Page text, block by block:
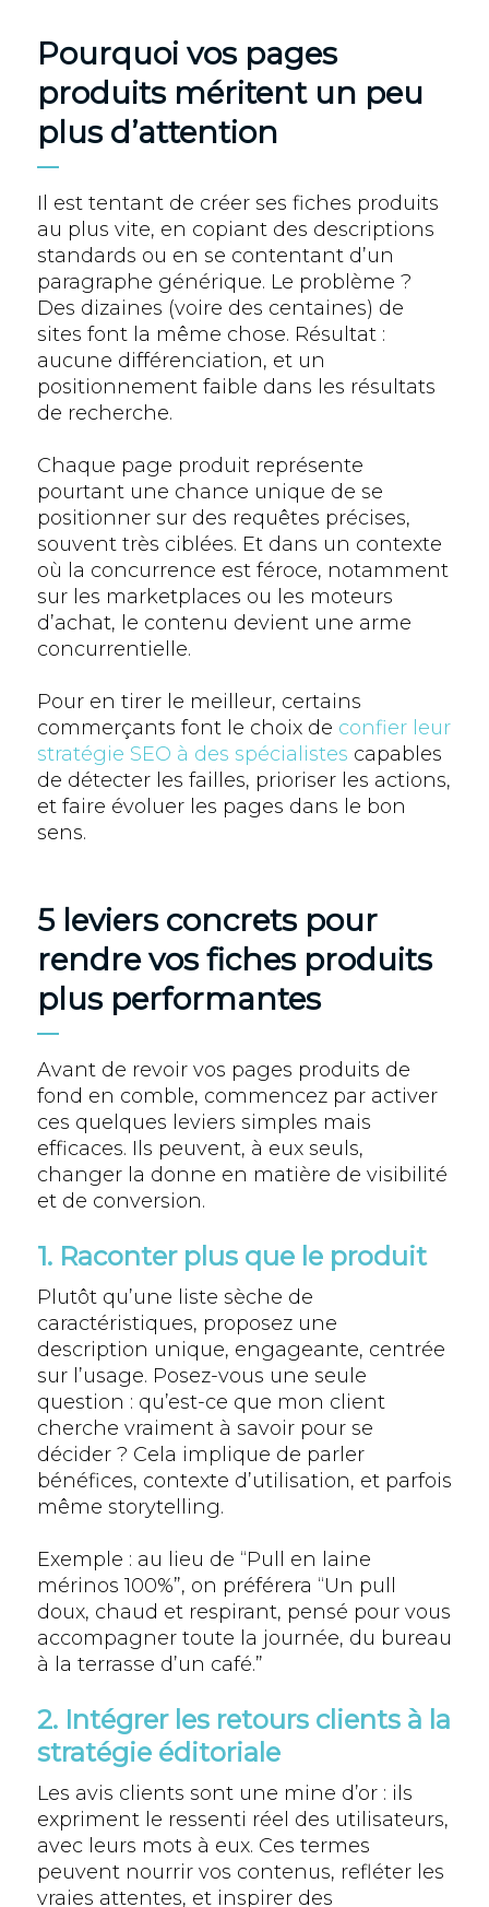
Pourquoi vos pages
produits méritent un peu
plus d’attention
Il est tentant de créer ses fiches produits
au plus vite, en copiant des descriptions
standards ou en se contentant d’un
paragraphe générique. Le problème ?
Des dizaines (voire des centaines) de
sites font la même chose. Résultat :
aucune différenciation, et un
positionnement faible dans les résultats
de recherche.
Chaque page produit représente
pourtant une chance unique de se
positionner sur des requêtes précises,
souvent très ciblées. Et dans un contexte
où la concurrence est féroce, notamment
sur les marketplaces ou les moteurs
d’achat, le contenu devient une arme
concurrentielle.
Pour en tirer le meilleur, certains
commerçants font le choix de confier leur
stratégie SEO à des spécialistes capables
de détecter les failles, prioriser les actions,
et faire évoluer les pages dans le bon
sens.
5 leviers concrets pour
rendre vos fiches produits
plus performantes
Avant de revoir vos pages produits de
fond en comble, commencez par activer
ces quelques leviers simples mais
efficaces. Ils peuvent, à eux seuls,
changer la donne en matière de visibilité
et de conversion.
1. Raconter plus que le produit
Plutôt qu’une liste sèche de
caractéristiques, proposez une
description unique, engageante, centrée
sur l’usage. Posez-vous une seule
question : qu’est-ce que mon client
cherche vraiment à savoir pour se
décider ? Cela implique de parler
bénéfices, contexte d’utilisation, et parfois
même storytelling.
Exemple : au lieu de “Pull en laine
mérinos 100%”, on préférera “Un pull
doux, chaud et respirant, pensé pour vous
accompagner toute la journée, du bureau
à la terrasse d’un café.”
2. Intégrer les retours clients à la
stratégie éditoriale
Les avis clients sont une mine d’or : ils
expriment le ressenti réel des utilisateurs,
avec leurs mots à eux. Ces termes
peuvent nourrir vos contenus, refléter les
vraies attentes, et inspirer des